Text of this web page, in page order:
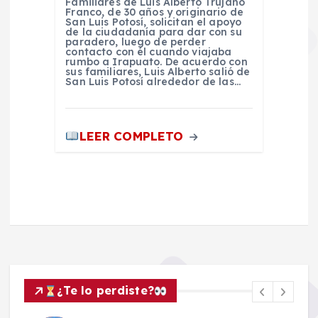
Franco, de 30 años y originario de
San Luis Potosí, solicitan el apoyo
de la ciudadanía para dar con su
paradero, luego de perder
contacto con él cuando viajaba
rumbo a Irapuato. De acuerdo con
sus familiares, Luis Alberto salió de
San Luis Potosí alrededor de las…
LEER COMPLETO
¿Te lo perdiste?